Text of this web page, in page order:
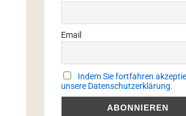
Email
Indem Sie fortfahren
unsere Datenschutzerklärung.